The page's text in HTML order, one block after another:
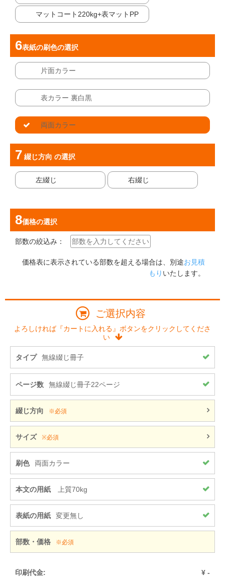
マットコート220kg+表マットPP
表紙の刷色の選択
片面カラー
表カラー 裏白黒
両面カラー
綴じ方向 の選択
左綴じ 右綴じ
価格の選択
部数の絞込み：
価格表に表示されている部数を超える場合は、別途お見積
もり いたします。
ご選択内容
よろしければ『カートに入れる』ボタンをクリックしてくださ
い
タイプ 無線綴じ冊子
ページ数 無線綴じ冊子22ページ
綴じ方向 ※必須
サイズ ※必須
刷色 両面カラー
本文の用紙 上質70kg
表紙の用紙 変更無し
部数・価格 ※必須
印刷代金: ¥ -